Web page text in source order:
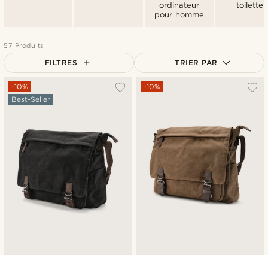
ordinateur
pour homme
toilette
57 Produits
FILTRES TRIER PAR
Le plus populaire
Prix décroissant
-10%
Best-Seller
-10%